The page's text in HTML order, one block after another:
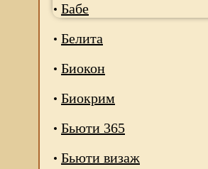
Бабе
Белита
Биокон
Биокрим
Бьюти 365
Бьюти визаж